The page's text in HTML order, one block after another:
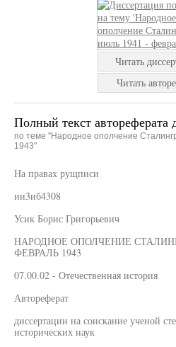
Читать
Читать
Полный текст автореферата
по теме "Народное ополчение
1943"
На правах рущписи
ии3иб4308
Усик Борис Григорьевич
НАРОДНОЕ ОПОЛЧЕНИЕ
ФЕВРАЛЬ 1943
07.00.02 - Отечественная история
Автореферат
диссертации на соискание ученой
исторических наук